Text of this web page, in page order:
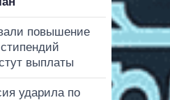
повышение
выплаты
ударила по